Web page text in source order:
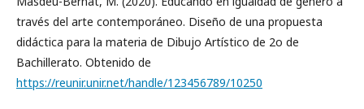
través del arte contemporáneo. Diseño de una propuesta
didáctica para la materia de Dibujo Artístico de 2o de
Bachillerato. Obtenido de
https://reunir.unir.net/handle/123456789/10250